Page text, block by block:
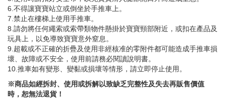
6.不得讓寶寶站立或倒坐於手推車上。
7.禁止在樓梯上使用手推車。
8.請勿將任何繩索或索帶類物件懸掛於寶寶頸部附近，或扣在產品及
玩具上，以免導致寶寶意外窒息。
9.超載或不正確的折疊及使用非經核准的零附件都可能造成手推車損
壞、故障或不安全，使用前請務必閱讀說明書。
10.推車如有變形、變黏或損壞等情形，請立即停止使用。
※商品如經拆封、使用或拆解以致缺乏完整性及失去再販售價值
時，恕無法退貨！